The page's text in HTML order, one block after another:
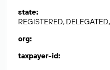
state:
REGISTERED,
org:
taxpayer-id: